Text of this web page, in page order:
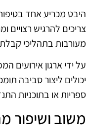
היבט מכריע אחד
צריכים להרגיש
מעורבות בתהליכי
על ידי ארגון אירועים
יכולים ליצור סביבה
ספריות או בתוכניות
משוב ושיפור